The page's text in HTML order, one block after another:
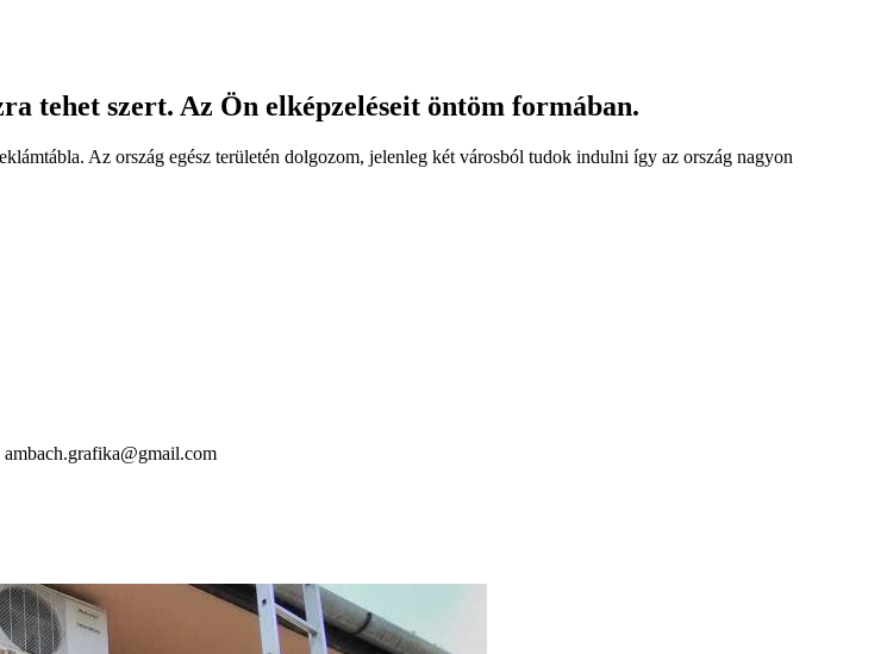
tehet szert. Az Ön elképzeléseit öntöm formában.
Az ország egész területén dolgozom, jelenleg két városból tudok indulni így az ország nagyon